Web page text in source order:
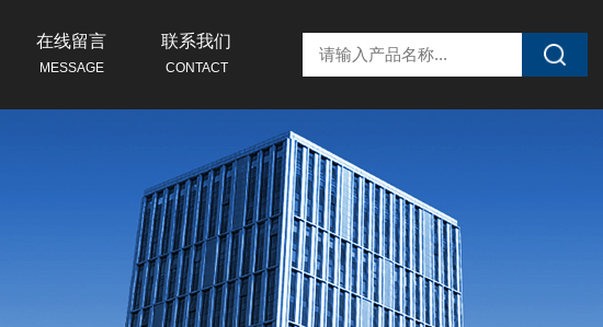
在线留言
MESSAGE
联系我们
CONTACT